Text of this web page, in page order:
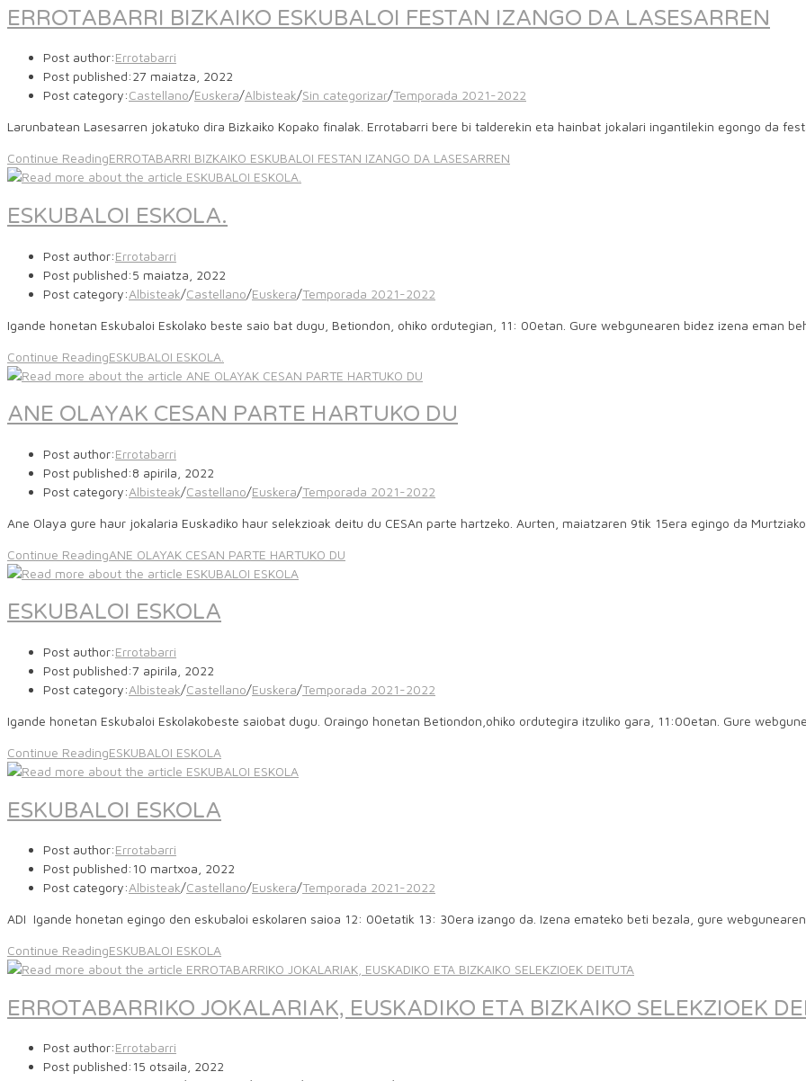
ERROTABARRI BIZKAIKO ESKUBALOI FESTAN IZANGO DA LASESARREN
Post author:Errotabarri
Post published:27 maiatza, 2022
Post category:Castellano/Euskera/Albisteak/Sin categorizar/Temporada 2021-2022
Larunbatean Lasesarren jokatuko dira Bizkaiko Kopako finalak. Errotabarri bere bi talderekin eta hainbat jokalari ingantilekin egongo da
Continue ReadingERROTABARRI BIZKAIKO ESKUBALOI FESTAN IZANGO DA LASESARREN
ESKUBALOI ESKOLA.
Post author:Errotabarri
Post published:5 maiatza, 2022
Post category:Albisteak/Castellano/Euskera/Temporada 2021-2022
Igande honetan Eskubaloi Eskolako beste saio bat dugu, Betiondon, ohiko ordutegian, 11: 00etan. Gure webgunearen bidez izena eman
Continue ReadingESKUBALOI ESKOLA.
ANE OLAYAK CESAN PARTE HARTUKO DU
Post author:Errotabarri
Post published:8 apirila, 2022
Post category:Albisteak/Castellano/Euskera/Temporada 2021-2022
Ane Olaya gure haur jokalaria Euskadiko haur selekzioak deitu du CESAn parte hartzeko. Aurten, maiatzaren 9tik 15era egingo da Murtziako
Continue ReadingANE OLAYAK CESAN PARTE HARTUKO DU
ESKUBALOI ESKOLA
Post author:Errotabarri
Post published:7 apirila, 2022
Post category:Albisteak/Castellano/Euskera/Temporada 2021-2022
Igande honetan Eskubaloi Eskolakobeste saiobat dugu. Oraingo honetan Betiondon,ohiko ordutegira itzuliko gara, 11:00etan. Gure
Continue ReadingESKUBALOI ESKOLA
ESKUBALOI ESKOLA
Post author:Errotabarri
Post published: 10 martxoa, 2022
Post category:Albisteak/Castellano/Euskera/Temporada 2021-2022
ADI Igande honetan egingo den eskubaloi eskolaren saioa 12: 00etatik 13: 30era izango da. Izena emateko beti bezala, gure webgunearen
Continue ReadingESKUBALOI ESKOLA
ERROTABARRIKO JOKALARIAK, EUSKADIKO ETA BIZKAIKO SELEKZIOEK
Post author:Errotabarri
Post published: 15 otsaila, 2022